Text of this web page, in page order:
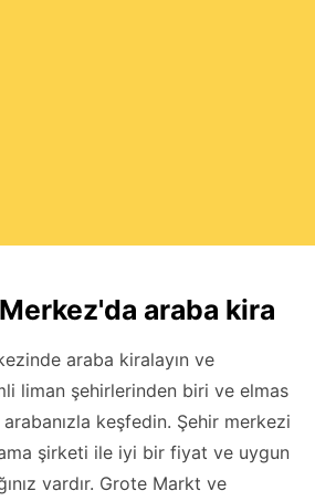
araba kira
araba kiralayın ve
liman şehirlerinden biri ve elmas
keşfedin. Şehir merkezi
şirketi ile iyi bir fiyat ve uygun
vardır. Grote Markt ve